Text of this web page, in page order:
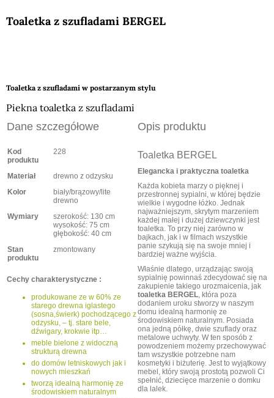
Toaletka z szufladami BERGEL
Toaletka z szufladami w postarzanym stylu
Piekna toaletka z szufladami
Dane szczegółowe
Opis produktu
Kod
produktu
228
Materiał
drewno z odzysku
Kolor
biały/brązowy/lite
drewno
Wymiary
szerokość: 130 cm
wysokość: 75 cm
głębokość: 40 cm
Stan
produktu
zmontowany
Cechy charakterystyczne :
produkowane ze w 60% ze
starego drewna iglastego
(sosna,świerk) pochodzącego z
odzysku, – tj. stare bele,
dźwigary, krokwie itp…
meble bielone z widoczną
strukturą drewna
do domów letniskowych jak i
nowych mieszkań
tworzą idealną harmonię ze
środowiskiem naturalnym
Toaletka BERGEL
Elegancka i praktyczna toaletka
Każda kobieta marzy o pięknej i
przestronnej sypialni, w której będzie
wielkie i wygodne łóżko. Jednak
najważniejszym, skrytym marzeniem
każdej małej i dużej dziewczynki jest
toaletka. To przy niej zarówno w
bajkach, jak i w filmach wszystkie
panie szykują się na swoje mniej i
bardziej ważne wyjścia.
Właśnie dlatego, urządzając swoją
sypialnię powinnaś zdecydować się na
zakupienie takiego urozmaicenia, jak
toaletka BERGEL, która poza
dodaniem uroku stworzy w naszym
domu idealną harmonię ze
środowiskiem naturalnym. Posiada
ona jedną półkę, dwie szuflady oraz
metalowe uchwyty. W ten sposób z
powodzeniem możemy przechowywać
tam wszystkie potrzebne nam
kosmetyki i biżuterię. Jest to wyjątkowy
mebel, który swoją prostotą pozwoli Ci
spełnić, dziecięce marzenie o domku
dla lalek.